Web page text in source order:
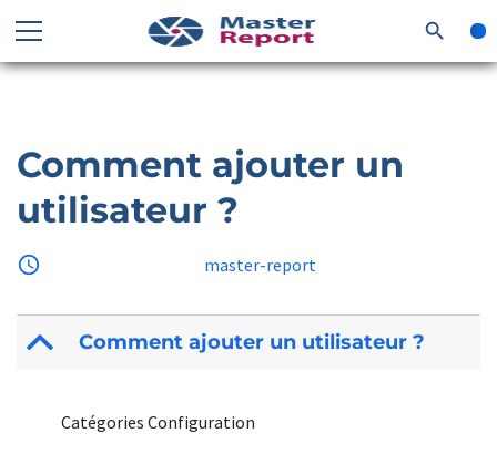
search
Comment ajouter un
utilisateur ?
access_time master-report
B Comment ajouter un utilisateur ?
Catégories Configuration